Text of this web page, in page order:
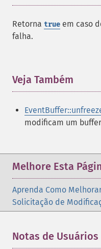
Retorna true em caso
falha.
Veja Também
modificam um
Melhore Esta
Aprenda Como
Solicitação de
Notas de Usuários